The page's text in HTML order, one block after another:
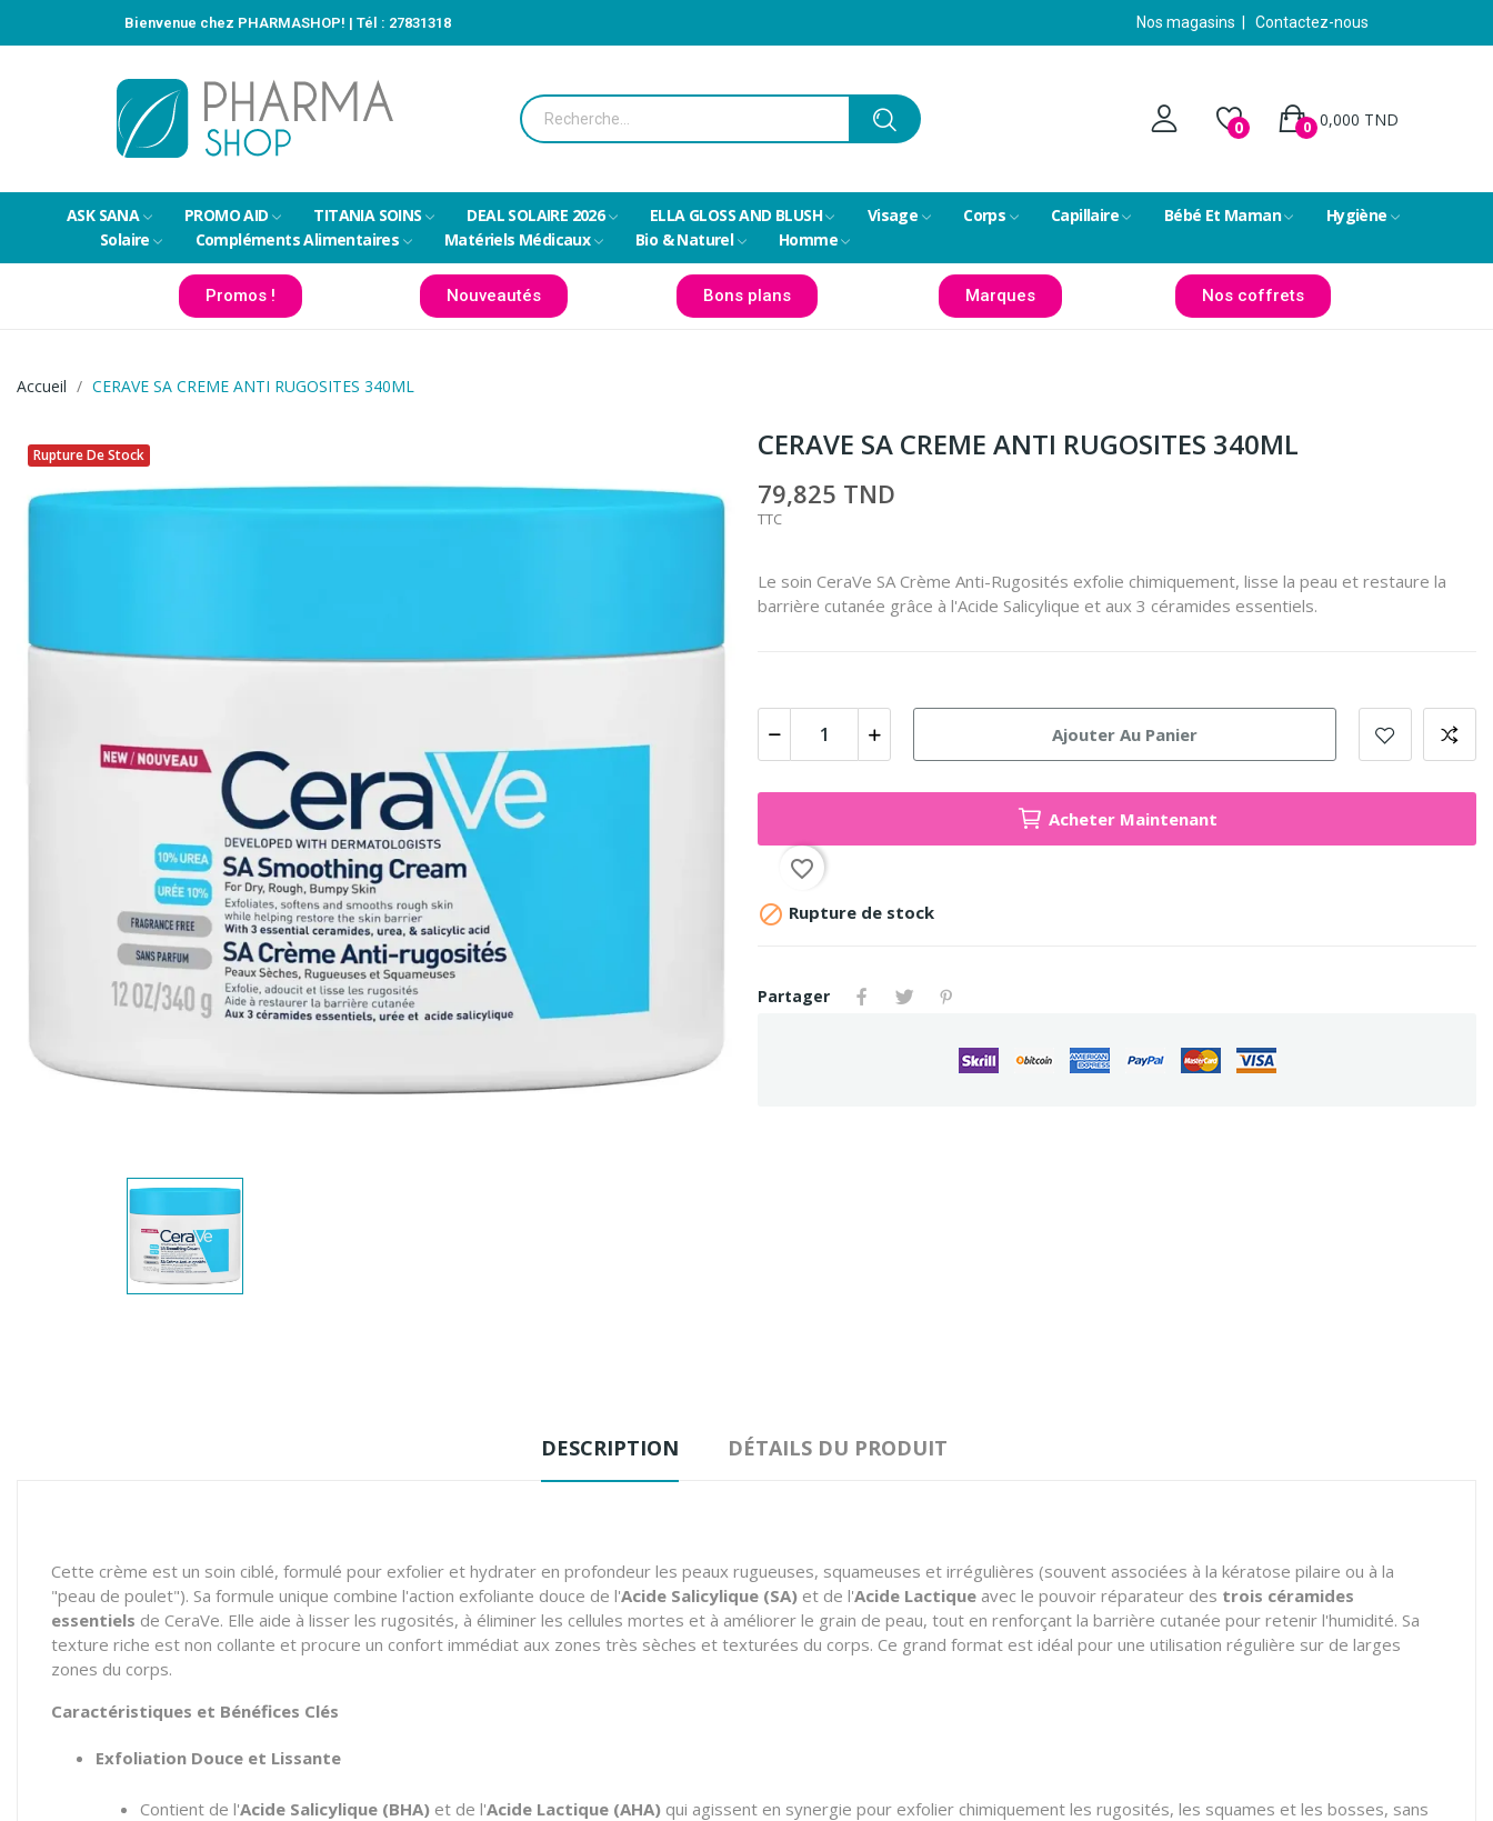
Bienvenue chez PHARMASHOP! | Tél : 27831318 Nos magasins Contactez-nous
0 0,000 TND
0
ASK SANA PROMO AID TITANIA SOINS DEAL SOLAIRE 2026 ELLA GLOSS AND BLUSH Visage Corps Capillaire Bébé Et Maman
Hygiène
Solaire
Compléments Alimentaires Matériels Médicaux Bio & Naturel Homme
Promos ! Nouveautés Bons plans Marques Nos coffrets
Accueil CERAVE SA CREME ANTI RUGOSITES 340ML
Rupture De Stock CERAVE SA CREME ANTI RUGOSITES 340ML
79,825 TND
TTC
Le soin CeraVe SA Crème Anti-Rugosités exfolie chimiquement, lisse la peau et restaure la
barrière cutanée grâce à l'Acide Salicylique et aux 3 céramides essentiels.
Ajouter Au Panier
Acheter Maintenant
favorite_border
 Rupture de stock
Partager
DESCRIPTION DÉTAILS DU PRODUIT
Cette crème est un soin ciblé, formulé pour exfolier et hydrater en profondeur les peaux rugueuses, squameuses et irrégulières (souvent associées à la kératose pilaire ou à la
"peau de poulet"). Sa formule unique combine l'action exfoliante douce de l'Acide Salicylique (SA) et de l'Acide Lactique avec le pouvoir réparateur des trois céramides
essentiels de CeraVe. Elle aide à lisser les rugosités, à éliminer les cellules mortes et à améliorer le grain de peau, tout en renforçant la barrière cutanée pour retenir l'humidité. Sa
texture riche est non collante et procure un confort immédiat aux zones très sèches et texturées du corps. Ce grand format est idéal pour une utilisation régulière sur de larges
zones du corps.
Caractéristiques et Bénéfices Clés
Exfoliation Douce et Lissante
Contient de l'Acide Salicylique (BHA) et de l'Acide Lactique (AHA) qui agissent en synergie pour exfolier chimiquement les rugosités, les squames et les bosses, sans